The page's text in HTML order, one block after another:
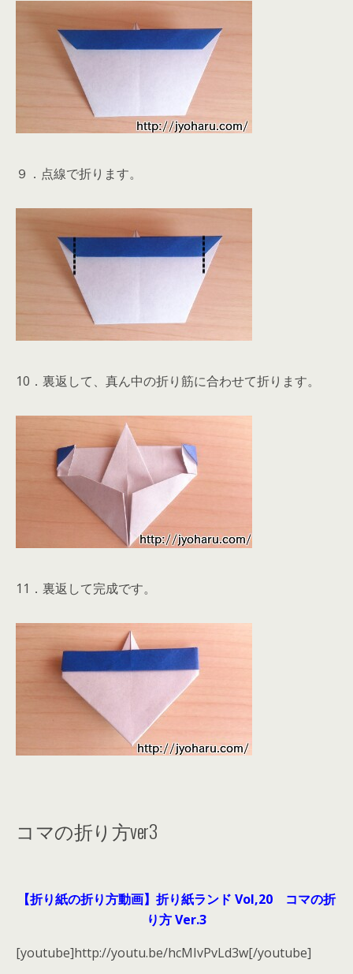
９．点線で折ります。
10．裏返して、真ん中の折り筋に合わせて折ります。
11．裏返して完成です。
コマの折り方ver3
【折り紙の折り方動画】折り紙ランド Vol,20 コマの折
り方 Ver.3
[youtube]http://youtu.be/hcMIvPvLd3w[/youtube]